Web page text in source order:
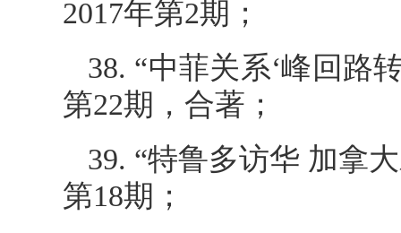
2017年第2期；
38. “中菲关系‘峰回路
第22期，合著；
39. “特鲁多访华 加拿
第18期；